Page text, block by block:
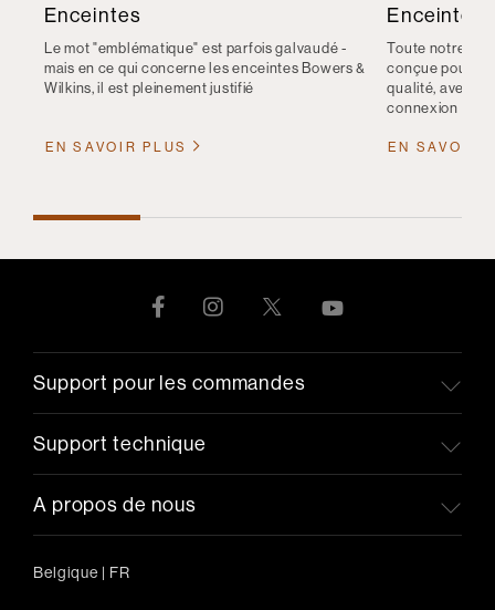
Enceintes
Le mot "emblématique" est parfois galvaudé -
mais en ce qui concerne les enceintes Bowers &
Wilkins, il est pleinement justifié
EN SAVOIR PLUS
Enceintes
Toute notre
conçue pour
qualité, avec la
connexion
EN SAVOIR
Support pour les commandes
Support technique
A propos de nous
Belgique | FR